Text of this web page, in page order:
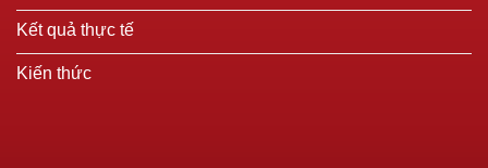
Kết quả thực tế
Kiến thức